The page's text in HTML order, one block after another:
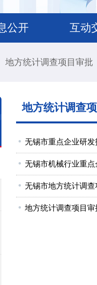
公开 互动
地方统计调查项目审批
地方统计调查
无锡市重点企业研
无锡市机械行业重
无锡市地方统计调
地方统计调查项目审